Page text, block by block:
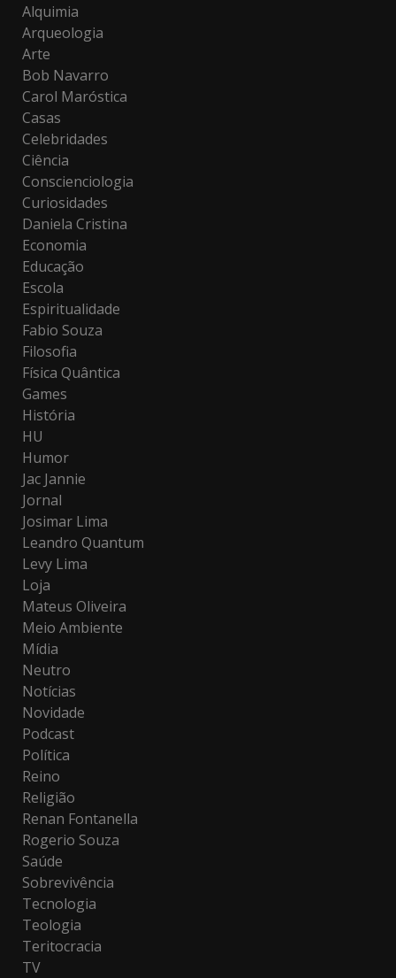
Alquimia
Arqueologia
Arte
Bob Navarro
Carol Maróstica
Casas
Celebridades
Ciência
Conscienciologia
Curiosidades
Daniela Cristina
Economia
Educação
Escola
Espiritualidade
Fabio Souza
Filosofia
Física Quântica
Games
História
HU
Humor
Jac Jannie
Jornal
Josimar Lima
Leandro Quantum
Levy Lima
Loja
Mateus Oliveira
Meio Ambiente
Mídia
Neutro
Notícias
Novidade
Podcast
Política
Reino
Religião
Renan Fontanella
Rogerio Souza
Saúde
Sobrevivência
Tecnologia
Teologia
Teritocracia
TV